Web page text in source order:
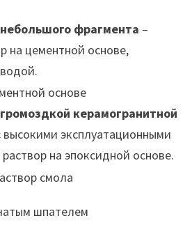
фрагмента –
на цементной основе,
керамогранитной
высокими эксплуатационными
на эпоксидной основе.